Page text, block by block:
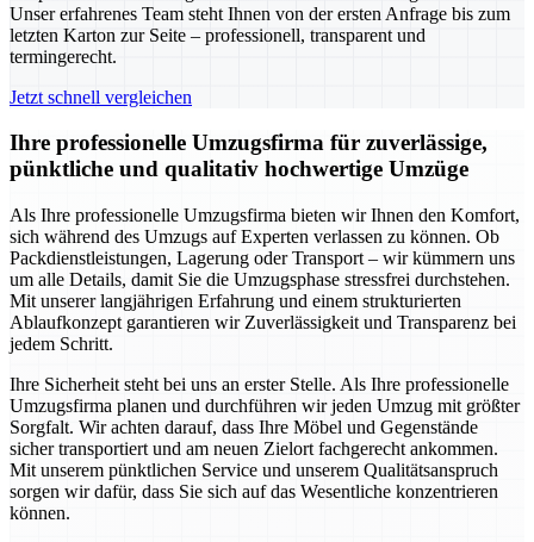
Unser erfahrenes Team steht Ihnen von der ersten Anfrage bis zum
letzten Karton zur Seite – professionell, transparent und
termingerecht.
Jetzt schnell vergleichen
Ihre professionelle Umzugsfirma für zuverlässige,
pünktliche und qualitativ hochwertige Umzüge
Als Ihre professionelle Umzugsfirma bieten wir Ihnen den Komfort,
sich während des Umzugs auf Experten verlassen zu können. Ob
Packdienstleistungen, Lagerung oder Transport – wir kümmern uns
um alle Details, damit Sie die Umzugsphase stressfrei durchstehen.
Mit unserer langjährigen Erfahrung und einem strukturierten
Ablaufkonzept garantieren wir Zuverlässigkeit und Transparenz bei
jedem Schritt.
Ihre Sicherheit steht bei uns an erster Stelle. Als Ihre professionelle
Umzugsfirma planen und durchführen wir jeden Umzug mit größter
Sorgfalt. Wir achten darauf, dass Ihre Möbel und Gegenstände
sicher transportiert und am neuen Zielort fachgerecht ankommen.
Mit unserem pünktlichen Service und unserem Qualitätsanspruch
sorgen wir dafür, dass Sie sich auf das Wesentliche konzentrieren
können.